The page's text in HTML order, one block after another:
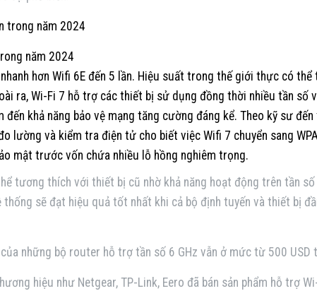
năm 2024
hơn Wifi 6E đến 5 lần. Hiệu suất trong thế giới thực có
ra, Wi-Fi 7 hỗ trợ các thiết bị sử dụng đồng thời nhiều tần số
đến khả năng bảo vệ mạng tăng cường đáng kể. Theo kỹ sư
lường và kiểm tra điện tử cho biết việc Wifi 7 chuyển sang
mật trước vốn chứa nhiều lỗ hồng nghiêm trọng.
tương thích với thiết bị cũ nhờ khả năng hoạt động trên tần số
thống sẽ đạt hiệu quả tốt nhất khi cả bộ định tuyến và thiết bị
những bộ router hỗ trợ tần số 6 GHz vẫn ở mức từ 500
hiệu như Netgear, TP-Link, Eero đã bán sản phẩm hỗ trợ